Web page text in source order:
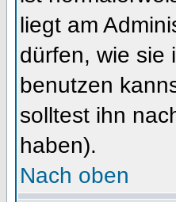
liegt am
dürfen, wie sie
benutzen
solltest ihn
haben).
Nach oben